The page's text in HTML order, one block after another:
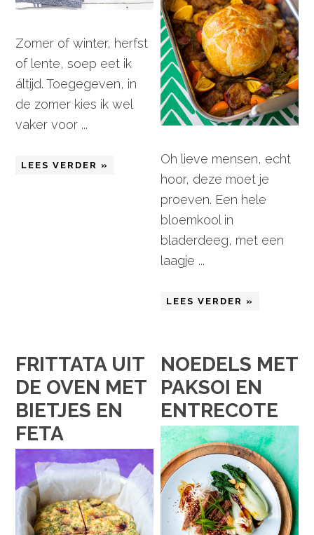
Zomer of winter, herfst
of lente, soep eet ik
áltijd. Toegegeven, in
de zomer kies ik wel
vaker voor ...
LEES VERDER »
Oh lieve mensen, echt
hoor, deze moet je
proeven. Een hele
bloemkool in
bladerdeeg, met een
laagje ...
LEES VERDER »
FRITTATA UIT
DE OVEN MET
BIETJES EN
FETA
NOEDELS MET
PAKSOI EN
ENTRECOTE